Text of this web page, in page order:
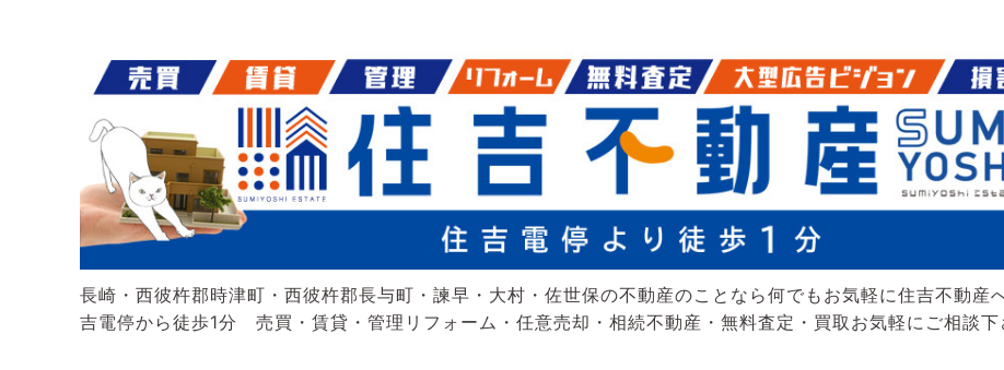
長崎・西彼杵郡時津町・西彼杵郡長与町・諫早・大村・佐世保の不動産のことなら何でもお気軽に住吉不動産
吉電停から徒歩1分 売買・賃貸・管理リフォーム・任意売却・相続不動産・無料査定・買取お気軽にご相談下